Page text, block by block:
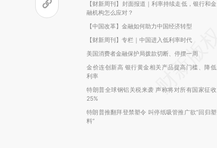
【财新周刊】封面报道｜利率持续走低，银行和金
融机构怎么应对？
【中国改革】金融如何助力中国经济转型
【财新周刊】专栏｜中国进入低利率时代
美国消费者金融保护局拨款切断、停摆一周
金价连创新高 银行黄金相关产品提高门槛、降低
利率
特朗普全球钢铝关税来袭 声称将对所有国家征收
25%
特朗普推翻拜登禁塑令 叫停纸吸管推广欲“回归塑
料”